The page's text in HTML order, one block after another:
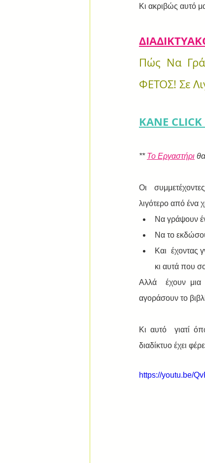
Κι ακριβώς αυτό
Πώς Να
ΦΕΤΟΣ! Σε
ΚΑΝΕ
** Το Εργαστήρι
Οι
λιγότερο από ένα
Να γράψουν
Να το
Και  έχοντας
κι αυτά που
Αλλά  έχουν μια
αγοράσουν το
Κι αυτό  γιατί
διαδίκτυο έχει
https://youtu.be/